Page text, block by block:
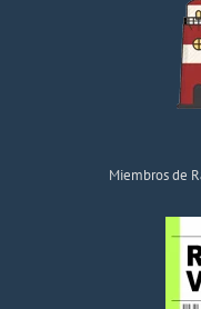
Miembros de